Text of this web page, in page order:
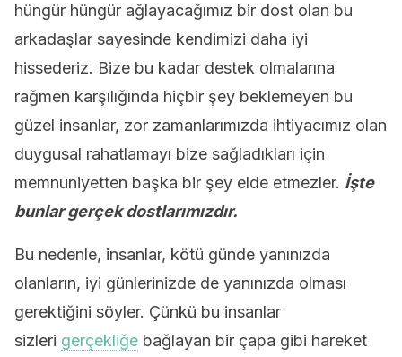
hüngür hüngür ağlayacağımız bir dost olan bu
arkadaşlar sayesinde kendimizi daha iyi
hissederiz. Bize bu kadar destek olmalarına
rağmen karşılığında hiçbir şey beklemeyen bu
güzel insanlar, zor zamanlarımızda ihtiyacımız olan
duygusal rahatlamayı bize sağladıkları için
memnuniyetten başka bir şey elde etmezler. İşte
bunlar gerçek dostlarımızdır.
Bu nedenle, insanlar, kötü günde yanınızda
olanların, iyi günlerinizde de yanınızda olması
gerektiğini söyler. Çünkü bu insanlar
sizleri gerçekliğe bağlayan bir çapa gibi hareket